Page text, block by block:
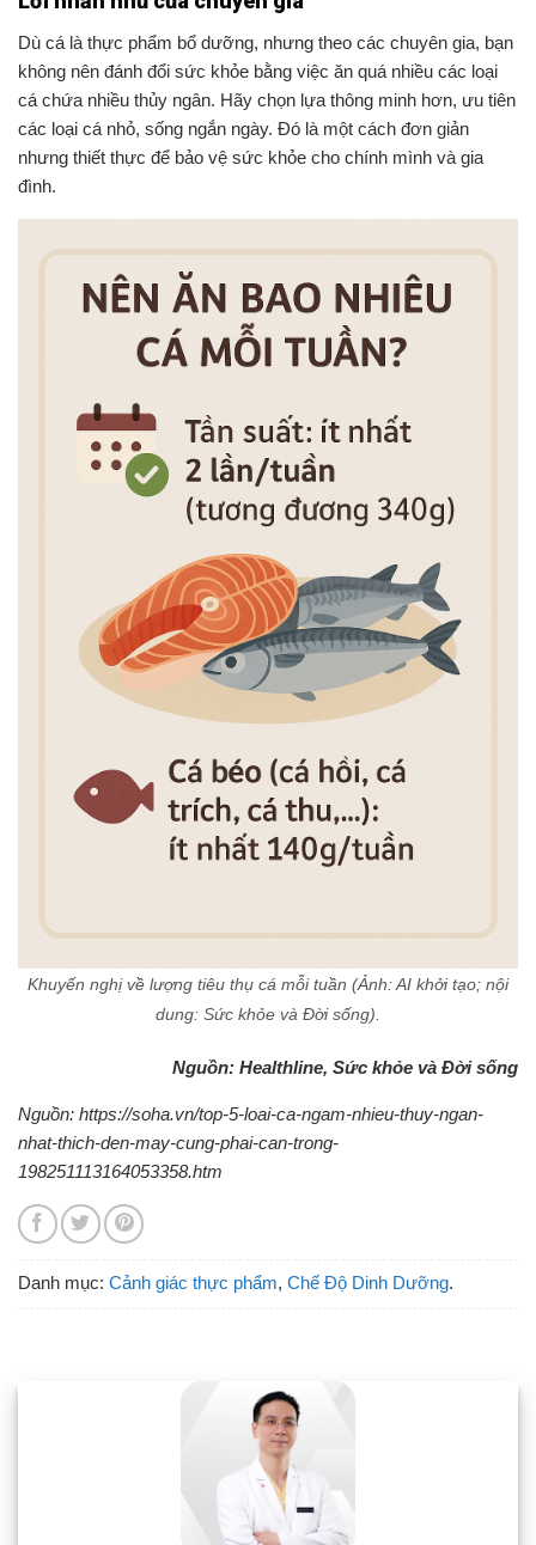
Dù cá là thực phẩm bổ dưỡng, nhưng theo các chuyên gia, bạn
không nên đánh đổi sức khỏe bằng việc ăn quá nhiều các loại
cá chứa nhiều thủy ngân. Hãy chọn lựa thông minh hơn, ưu tiên
các loại cá nhỏ, sống ngắn ngày. Đó là một cách đơn giản
nhưng thiết thực để bảo vệ sức khỏe cho chính mình và gia
đình.
Khuyến nghị về lượng tiêu thụ cá mỗi tuần (Ảnh: AI khởi tạo; nội
dung: Sức khỏe và Đời sống).
Nguồn: Healthline, Sức khỏe và Đời sống
Nguồn: https://soha.vn/top-5-loai-ca-ngam-nhieu-thuy-ngan-
nhat-thich-den-may-cung-phai-can-trong-
198251113164053358.htm
Danh mục: Cảnh giác thực phẩm, Chế Độ Dinh Dưỡng.